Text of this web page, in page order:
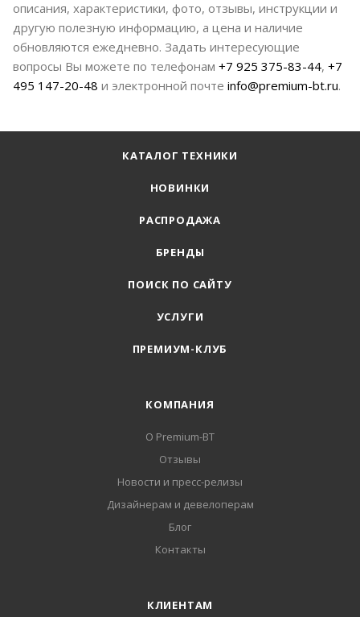
описания, характеристики, фото, отзывы, инструкции и
другую полезную информацию, а цена и наличие
обновляются ежедневно. Задать интересующие
вопросы Вы можете по телефонам +7 925 375-83-44, +7
495 147-20-48 и электронной почте info@premium-bt.ru.
КАТАЛОГ ТЕХНИКИ
НОВИНКИ
РАСПРОДАЖА
БРЕНДЫ
ПОИСК ПО САЙТУ
УСЛУГИ
ПРЕМИУМ-КЛУБ
КОМПАНИЯ
О Premium-BT
Отзывы
Новости и пресс-релизы
Дизайнерам и девелоперам
Блог
Контакты
КЛИЕНТАМ